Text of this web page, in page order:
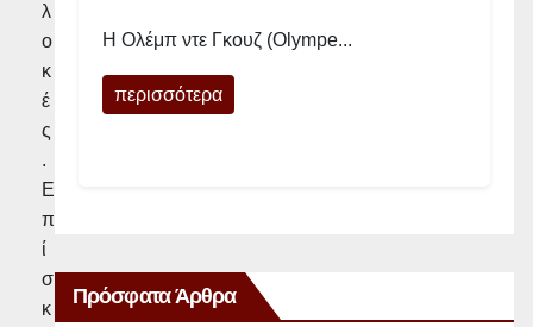
λ
ο
κ
έ
ς
.
Ε
π
ί
σ
κ
Η Ολέμπ ντε Γκουζ (Olympe...
περισσότερα
Πρόσφατα Άρθρα